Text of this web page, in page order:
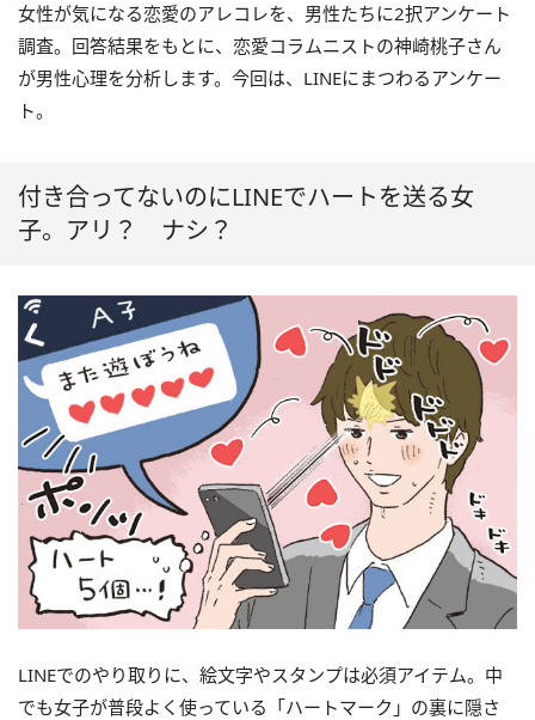
女性が気になる恋愛のアレコレを、男性たちに2択アンケート
調査。回答結果をもとに、恋愛コラムニストの神崎桃子さん
が男性心理を分析します。今回は、LINEにまつわるアンケー
ト。
付き合ってないのにLINEでハートを送る女
子。アリ？ ナシ？
LINEでのやり取りに、絵文字やスタンプは必須アイテム。中
でも女子が普段よく使っている「ハートマーク」の裏に隠さ